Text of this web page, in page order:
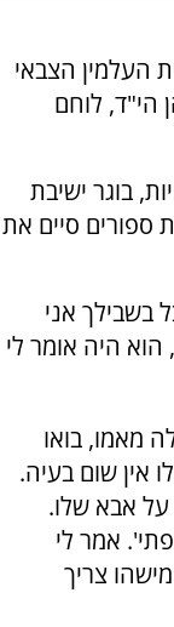
העלמין הצבאי
עמרי כהן הי"ד, לוחם
בוגר ישיבת
ספורים סיים את
בשבילך אני
היה אומר לי
מאמו, בואו
אין שום בעיה.
על אבא שלו.
אמר לי
צריך